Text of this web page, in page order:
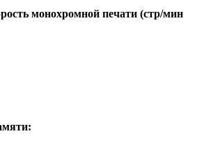
монохромной печати (стр/мин